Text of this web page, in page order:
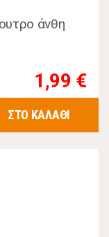
άνθη
1,99 €
ΣΤΟ ΚΑΛΑΘΙ